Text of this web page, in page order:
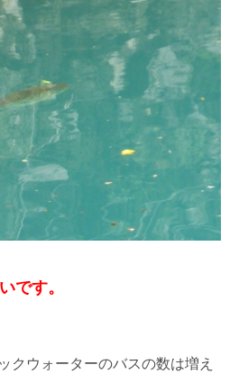
です。
クウォーターのバスの数は増え